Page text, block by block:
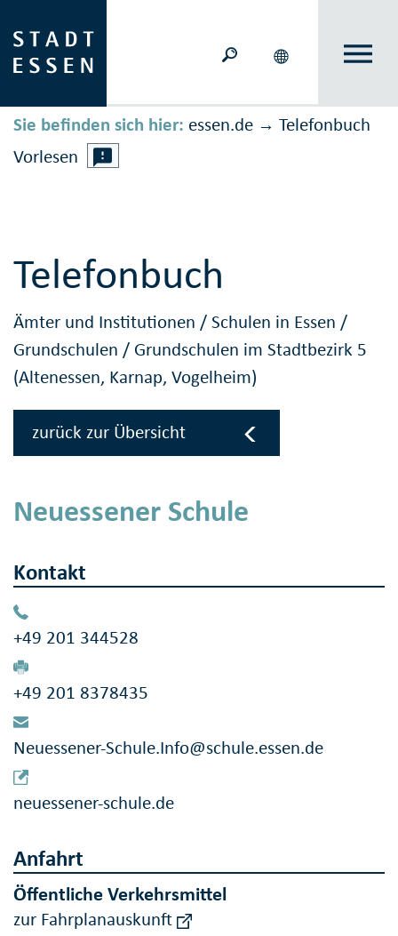
Sie befinden sich hier: essen.de → Telefonbuch
Vorlesen
Telefonbuch
Ämter und Institutionen /Schulen in Essen /
Grundschulen / Grundschulen im Stadtbezirk 5
(Altenessen, Karnap, Vogelheim)
zurück zur Übersicht
Neuessener Schule
Kontakt
+49 201 344528
+49 201 8378435
Neuessener-Schule.Info@schule.essen.de
neuessener-schule.de
Anfahrt
Öffentliche Verkehrsmittel
zur Fahrplanauskunft